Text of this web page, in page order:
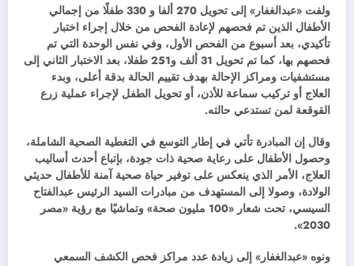
ولفت «عبدالغفار» إلى تحويل 270 ألفا و 330 طفلًا من إجمالي
الأطفال الذين تم فحصهم لإعادة الفحص من خلال إجراء اختبار
تأكيدي، بعد أسبوع من الفحص الأول، وفي نفس الوحدة التي تم
فحصهم بها، كما تم تحويل 31 ألف و251 طفلا، بعد الاختبار الثاني إلى
مستشفيات ومراكز الإحالة بهدف تقييم الحالة بدقة أعلى، وبدء
العلاج أو تركيب سماعة للأذن، أو تحويل الطفل لإجراء عملية زرع
القوقعة لمن تستدعي حالته.
وقال إن المبادرة تأتي في إطار التوسع في التغطية الصحية الشاملة،
وحصول الأطفال على رعاية صحية ذات جودة، بإتباع أحدث أساليب
العلاج، الأمر الذي ينعكس على توفير حياة صحية آمنة للأطفال حديثي
الولادة، وصولا إلى المستهدف من مبادرات السيد الرئيس عبدالفتاح
السيسي، تحت شعار «100 مليون صحة» وتماشيًا مع رؤية «مصر
2030».
ونوه «عبدالغفار» إلى زيادة عدد مراكز فحص الكشف السمعي